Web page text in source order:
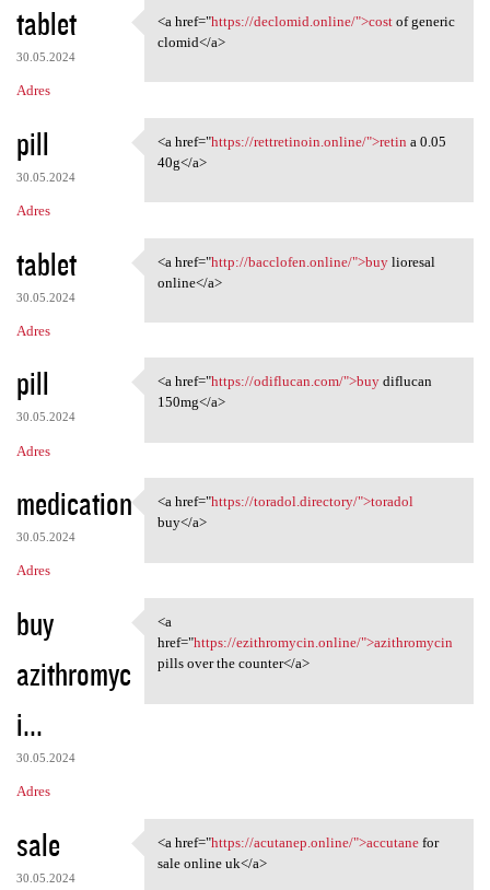
tablet
30.05.2024
Adres
<a href="https://declomid
<a href="https://declomid.online/">costof generic
clomid</a>
pill
30.05.2024
Adres
<a href="https://rettretinoin
<a href="https://rettretinoin.online/">retin a 0.05
40g</a>
tablet
30.05.2024
Adres
<a href="http://bacclofen
<a href="http://bacclofen.online/">buylioresal
online</a>
pill
30.05.2024
Adres
<a href="https://odiflucan
<a href="https://odiflucan.com/">buydiflucan
150mg</a>
medication
30.05.2024
Adres
<a href="https://toradol
<a href="https://toradol.directory/">toradol
buy</a>
buy
azithromyc
i...
30.05.2024
Adres
<a href="https://ezithromycin
<a
href="https://ezithromycin.online/">azithromycin
pills over the counter</a>
sale
30.05.2024
<a href="https://acutanep
<a href="https://acutanep.online/">accutanefor
sale online uk</a>